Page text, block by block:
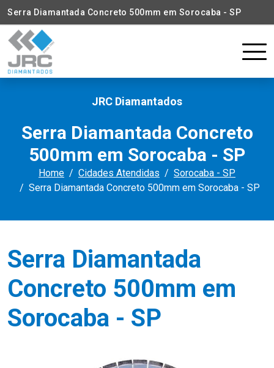
Serra Diamantada Concreto 500mm em Sorocaba - SP
JRC Diamantados
Serra Diamantada Concreto
500mm em Sorocaba - SP
Home Cidades Atendidas
Sorocaba - SP
Serra Diamantada Concreto 500mm em Sorocaba - SP
Serra Diamantada
Concreto 500mm em
Sorocaba - SP